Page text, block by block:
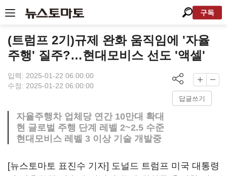
구독
(트럼프 2기)규제 완화 움직임에 '자율
주행' 질주?…현대모비스 선도 '액셀'
입력: 2025-01-22 06:00:00
수정: 2025-01-22 06:00:00
답글쓰기
자율주행차 업체당 연간 10만대 확대
현 글로벌 주행 단계 레벨 2~2.5 수준
현대모비스 레벨 3 이상 기술 개발중
[뉴스토마토 표진수 기자] 도널드 트럼프 미국 대통령